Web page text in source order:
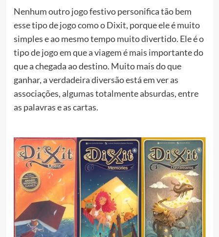
Nenhum outro jogo festivo personifica tão bem
esse tipo de jogo como o Dixit, porque ele é muito
simples e ao mesmo tempo muito divertido. Ele é o
tipo de jogo em que a viagem é mais importante do
que a chegada ao destino. Muito mais do que
ganhar, a verdadeira diversão está em ver as
associações, algumas totalmente absurdas, entre
as palavras e as cartas.